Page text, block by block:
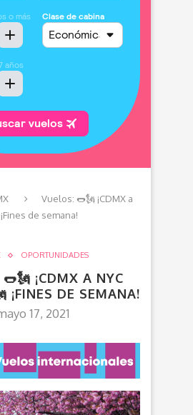
Vuelos: 🌭🗽 ¡CDMX a
de semana!
OPORTUNIDADES
¡CDMX A NYC
¡FINES DE SEMANA!
17, 2021